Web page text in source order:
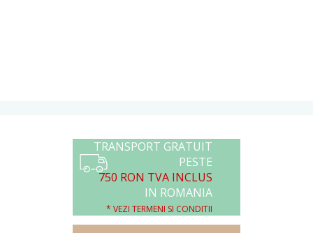
TRANSPORT GRATUIT
PESTE
750 RON TVA INCLUS
IN ROMANIA
* VEZI TERMENI SI CONDITII